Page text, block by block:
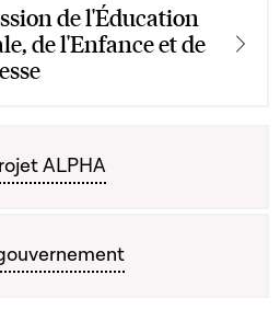
de l'Éducation
de l'Enfance et de
ALPHA